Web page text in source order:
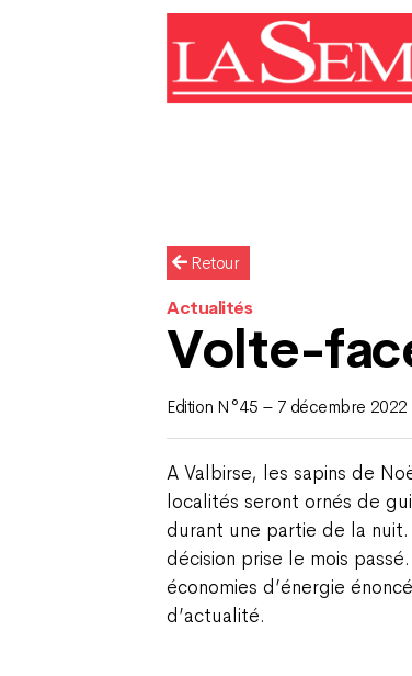
Retour
Actualités
Volte-
Edition N°45 – 7 décembre 2022
A Valbirse, les sapins de
localités seront ornés de
durant une partie de la nuit.
décision prise le mois
économies d’énergie
d’actualité.